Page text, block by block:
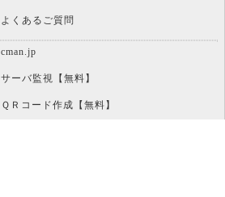
よくあるご質問
cman.jp
サーバ監視【無料】
ＱＲコード作成【無料】